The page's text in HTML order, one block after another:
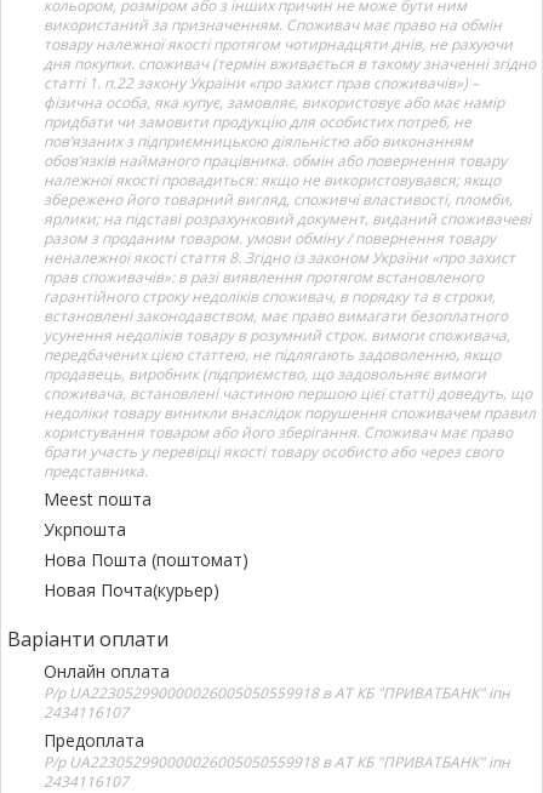
кольором, розміром або з інших причин не може бути ним
використаний за призначенням. Споживач має право на обмін
товару належної якості протягом чотирнадцяти днів, не рахуючи
дня покупки. споживач (термін вживається в такому значенні згідно
статті 1. п.22 закону України «про захист прав споживачів») –
фізична особа, яка купує, замовляє, використовує або має намір
придбати чи замовити продукцію для особистих потреб, не
пов’язаних з підприємницькою діяльністю або виконанням
обов’язків найманого працівника. обмін або повернення товару
належної якості провадиться: якщо не використовувався; якщо
збережено його товарний вигляд, споживчі властивості, пломби,
ярлики; на підставі розрахунковий документ, виданий споживачеві
разом з проданим товаром. умови обміну / повернення товару
неналежної якості стаття 8. Згідно із законом України «про захист
прав споживачів»: в разі виявлення протягом встановленого
гарантійного строку недоліків споживач, в порядку та в строки,
встановлені законодавством, має право вимагати безоплатного
усунення недоліків товару в розумний строк. вимоги споживача,
передбачених цією статтею, не підлягають задоволенню, якщо
продавець, виробник (підприємство, що задовольняє вимоги
споживача, встановлені частиною першою цієї статті) доведуть, що
недоліки товару виникли внаслідок порушення споживачем правил
користування товаром або його зберігання. Споживач має право
брати участь у перевірці якості товару особисто або через свого
представника.
Meest пошта
Укрпошта
Нова Пошта (поштомат)
Новая Почта(курьер)
Варіанти оплати
Онлайн оплата
Р/р UA223052990000026005050559918 в АТ КБ "ПРИВАТБАНК" іпн
2434116107
Предоплата
Р/р UA223052990000026005050559918 в АТ КБ "ПРИВАТБАНК" іпн
2434116107